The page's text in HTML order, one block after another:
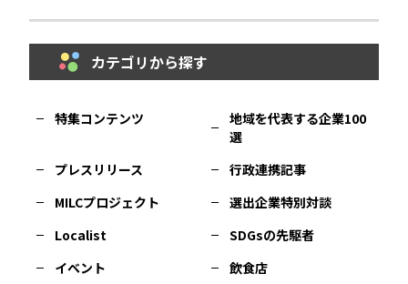
山形エリア
千葉エリア
福井エリア
大阪市エリア
島根エリア
福岡エリア
カテゴリから探す
特集コンテンツ
地域を代表する企業100
選
プレスリリース
行政連携記事
MILCプロジェクト
選出企業特別対談
Localist
SDGsの先駆者
イベント
飲食店